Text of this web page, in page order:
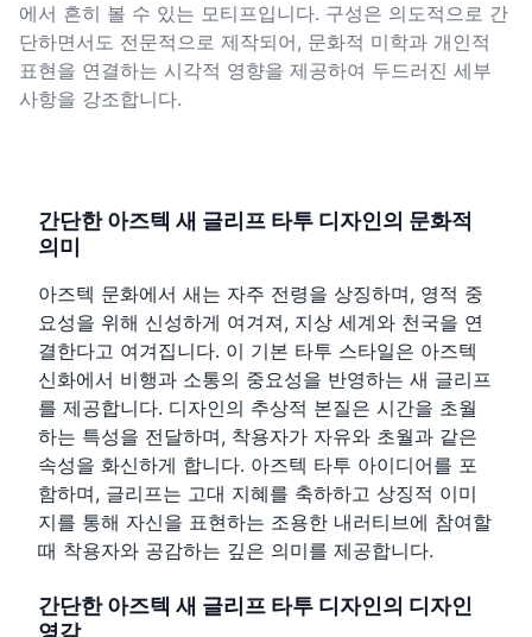
에서 흔히 볼 수 있는 모티프입니다. 구성은 의도적으로 간
단하면서도 전문적으로 제작되어, 문화적 미학과 개인적
표현을 연결하는 시각적 영향을 제공하여 두드러진 세부
사항을 강조합니다.
간단한 아즈텍 새 글리프 타투 디자인의 문화적
의미
아즈텍 문화에서 새는 자주 전령을 상징하며, 영적 중
요성을 위해 신성하게 여겨져, 지상 세계와 천국을 연
결한다고 여겨집니다. 이 기본 타투 스타일은 아즈텍
신화에서 비행과 소통의 중요성을 반영하는 새 글리프
를 제공합니다. 디자인의 추상적 본질은 시간을 초월
하는 특성을 전달하며, 착용자가 자유와 초월과 같은
속성을 화신하게 합니다. 아즈텍 타투 아이디어를 포
함하며, 글리프는 고대 지혜를 축하하고 상징적 이미
지를 통해 자신을 표현하는 조용한 내러티브에 참여할
때 착용자와 공감하는 깊은 의미를 제공합니다.
간단한 아즈텍 새 글리프 타투 디자인의 디자인
영감